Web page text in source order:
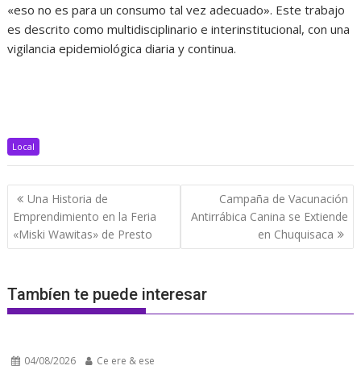
«eso no es para un consumo tal vez adecuado». Este trabajo
es descrito como multidisciplinario e interinstitucional, con una
vigilancia epidemiológica diaria y continua.
Local
Navegación
de
entradas
Una Historia de
Emprendimiento en la Feria
«Miski Wawitas» de Presto
Campaña de Vacunación
Antirrábica Canina se Extiende
en Chuquisaca
Tambíen te puede interesar
04/08/2026 Ce ere & ese